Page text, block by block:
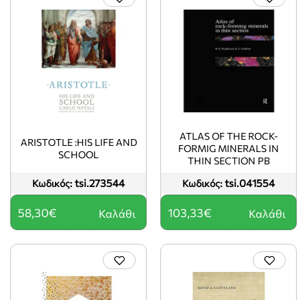
Κωδικός: tsi.273544
ARISTOTLE :HIS LIFE AND
SCHOOL
58,30€ Καλάθι
Κωδικός: tsi.041554
ATLAS OF THE ROCK-
FORMIG MINERALS IN
THIN SECTION PB
103,33€ Καλάθι